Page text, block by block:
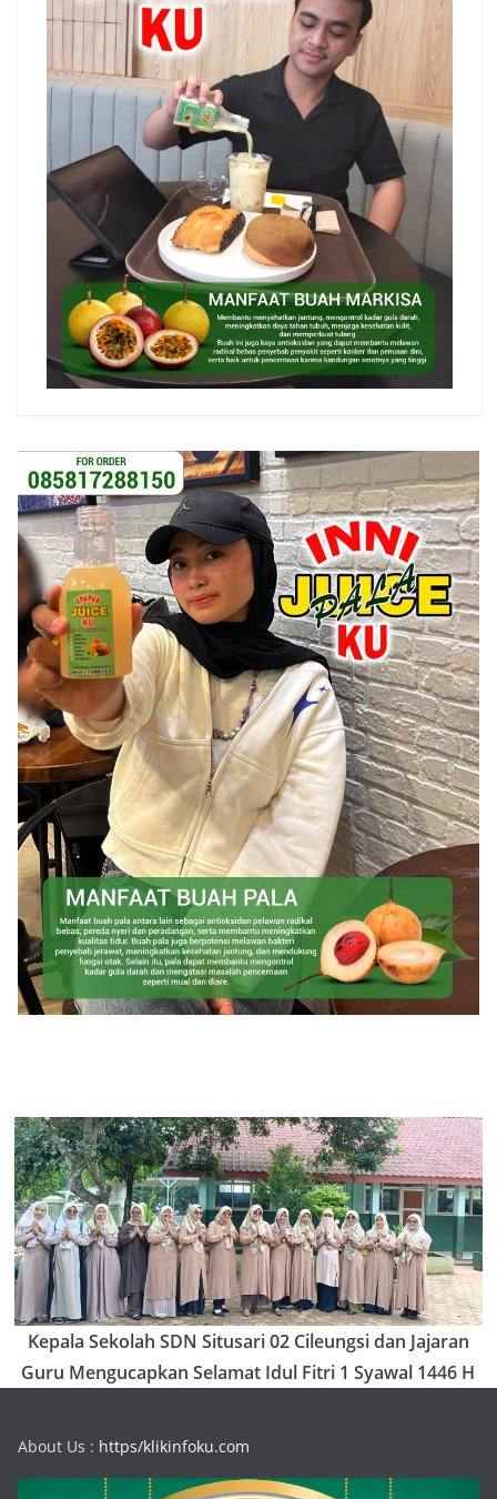
Kepala Sekolah SDN Situsari 02 Cileungsi dan Jajaran
Guru Mengucapkan Selamat Idul Fitri 1 Syawal 1446 H
About Us : https/klikinfoku.com